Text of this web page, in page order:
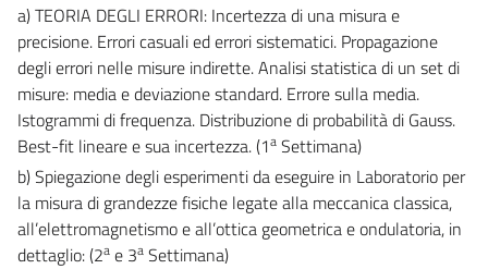
a) TEORIA DEGLI ERRORI: Incertezza di una misura e
precisione. Errori casuali ed errori sistematici. Propagazione
degli errori nelle misure indirette. Analisi statistica di un set di
misure: media e deviazione standard. Errore sulla media.
Istogrammi di frequenza. Distribuzione di probabilità di Gauss.
Best-fit lineare e sua incertezza. (1a Settimana)
b) Spiegazione degli esperimenti da eseguire in Laboratorio per
la misura di grandezze fisiche legate alla meccanica classica,
all’elettromagnetismo e all’ottica geometrica e ondulatoria, in
dettaglio: (2a e 3a Settimana)